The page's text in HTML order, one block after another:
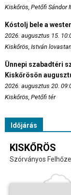
Kiskőrös, Petőfi Sándor
Kóstolj bele a
2026. augusztus 15.
Kiskőrös, István
Ünnepi szabadtéri
Kiskőrösön
2026. augusztus 20.
Kiskőrös, Petőfi tér
Időjárás
KISKŐRÖS
Szórványos